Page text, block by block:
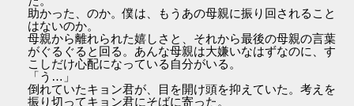
助かった、のか。僕は、もうあの母親に振り回されること
はないのか。
母親から離れられた嬉しさと、それから最後の母親の言葉
がぐるぐると回る。あんな母親は大嫌いなはずなのに、す
こしだけ心配になっている自分がいる。
「う…」
倒れていたキョン君が、目を開け頭を抑えていた。考えを
振り切ってキョン君にそばに寄った。